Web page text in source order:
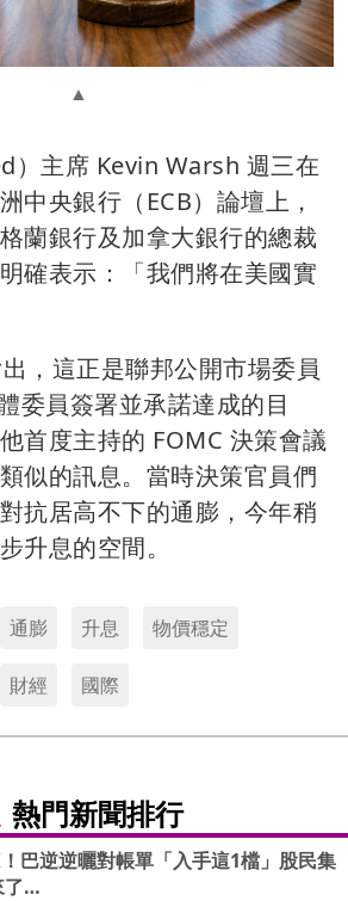
）主席 Kevin Warsh 週三在
中央銀行（ECB）論壇上，
蘭銀行及加拿大銀行的總裁
確表示：「我們將在美國實
，這正是聯邦公開市場委員
委員簽署並承諾達成的目
首度主持的 FOMC 決策會議
似的訊息。當時決策官員們
抗居高不下的通膨，今年稍
升息的空間。
通膨 升息 物價穩定
財經 國際
熱門新聞排行
巴逆逆曬對帳單「入手這1檔」股民集
了…